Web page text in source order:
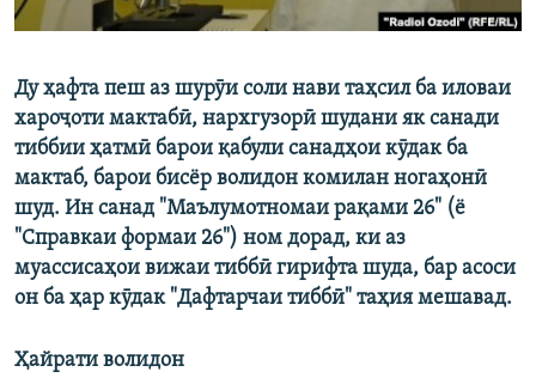
Ҳамаи сомонаҳои RFE/RL
Ду ҳафта пеш аз шурӯи соли нави таҳсил ба иловаи
хароҷоти мактабӣ, нархгузорӣ шудани як санади
тиббии ҳатмӣ барои қабули санадҳои кӯдак ба
мактаб, барои бисёр волидон комилан ногаҳонӣ
шуд. Ин санад "Маълумотномаи рақами 26" (ё
"Справкаи формаи 26") ном дорад, ки аз
муассисаҳои вижаи тиббӣ гирифта шуда, бар асоси
он ба ҳар кӯдак "Дафтарчаи тиббӣ" таҳия мешавад.
Ҳайрати волидон